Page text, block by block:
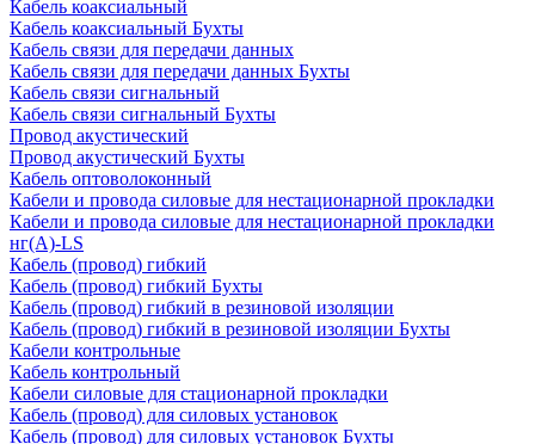
Кабель коаксиальный
Кабель коаксиальный Бухты
Кабель связи для передачи данных
Кабель связи для передачи данных Бухты
Кабель связи сигнальный
Кабель связи сигнальный Бухты
Провод акустический
Провод акустический Бухты
Кабель оптоволоконный
Кабели и провода силовые для нестационарной прокладки
Кабели и провода силовые для нестационарной прокладки
нг(А)-LS
Кабель (провод) гибкий
Кабель (провод) гибкий Бухты
Кабель (провод) гибкий в резиновой изоляции
Кабель (провод) гибкий в резиновой изоляции Бухты
Кабели контрольные
Кабель контрольный
Кабели силовые для стационарной прокладки
Кабель (провод) для силовых установок
Кабель (провод) для силовых установок Бухты